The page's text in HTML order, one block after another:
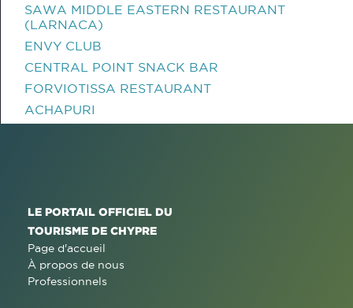
SAWA MIDDLE EASTERN RESTAURANT
(LARNACA)
ENVY CLUB
CENTRAL POINT SNACK BAR
FORVIOTISSA RESTAURANT
ACHAPURI
LE PORTAIL OFFICIEL DU
TOURISME DE CHYPRE
Page d'accueil
À propos de nous
Professionnels